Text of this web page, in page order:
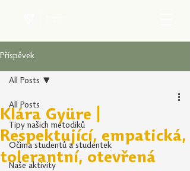
Příspěvek
All Posts
Tipy našich metodiků
Očima studentů a studentek
Naše aktivity
All Posts
Klára Gyüre |
Respektující, empatická,
tolerantní, otevřená